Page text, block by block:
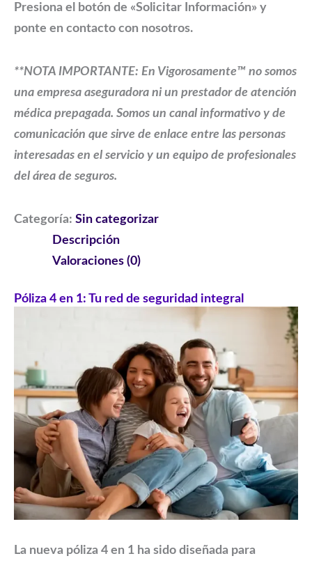
Presiona el botón de «Solicitar Información» y
ponte en contacto con nosotros.
**NOTA IMPORTANTE: En Vigorosamente™ no somos
una empresa aseguradora ni un prestador de atención
médica prepagada. Somos un canal informativo y de
comunicación que sirve de enlace entre las personas
interesadas en el servicio y un equipo de profesionales
del área de seguros.
Categoría: Sin categorizar
Descripción
Valoraciones (0)
Póliza 4 en 1: Tu red de seguridad integral
La nueva póliza 4 en 1 ha sido diseñada para